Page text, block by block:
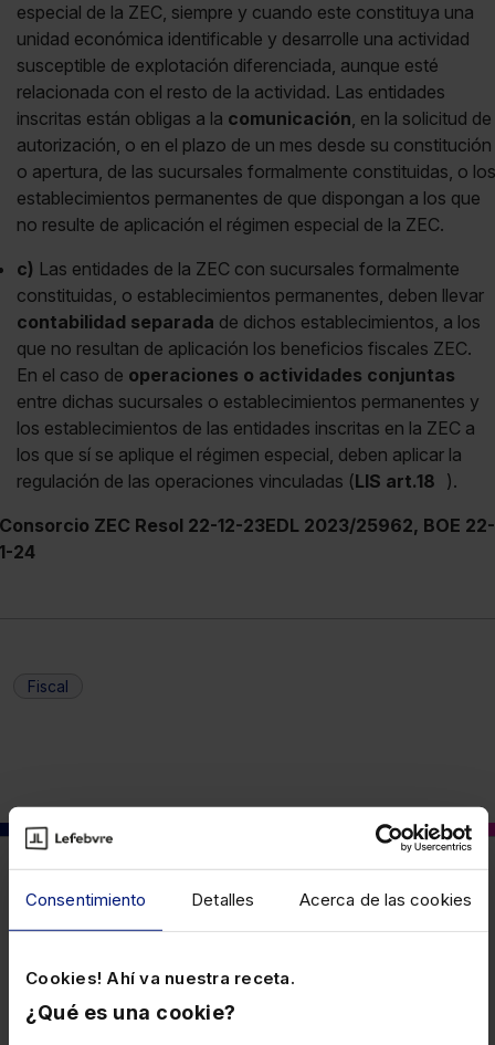
Consentimiento Detalles Acerca de las cookies
Cookies! Ahí va nuestra receta.
¿Qué es una cookie?
especial de la ZEC, siempre y cuando este constituya una
unidad económica identificable y desarrolle una actividad
susceptible de explotación diferenciada, aunque esté
relacionada con el resto de la actividad. Las entidades
inscritas están obligas a la comunicación, en la solicitud de
autorización, o en el plazo de un mes desde su constitución
o apertura, de las sucursales formalmente constituidas, o los
establecimientos permanentes de que dispongan a los que
no resulte de aplicación el régimen especial de la ZEC.
c) Las entidades de la ZEC con sucursales formalmente
constituidas, o establecimientos permanentes, deben llevar
contabilidad separada de dichos establecimientos, a los
que no resultan de aplicación los beneficios fiscales ZEC.
En el caso de operaciones o actividades conjuntas
entre dichas sucursales o establecimientos permanentes y
los establecimientos de las entidades inscritas en la ZEC a
los que sí se aplique el régimen especial, deben aplicar la
regulación de las operaciones vinculadas (LIS art.18 ).
Consorcio ZEC Resol 22-12-23EDL 2023/25962, BOE 22-
1-24
Fiscal
También puede interesarte
del IRNR